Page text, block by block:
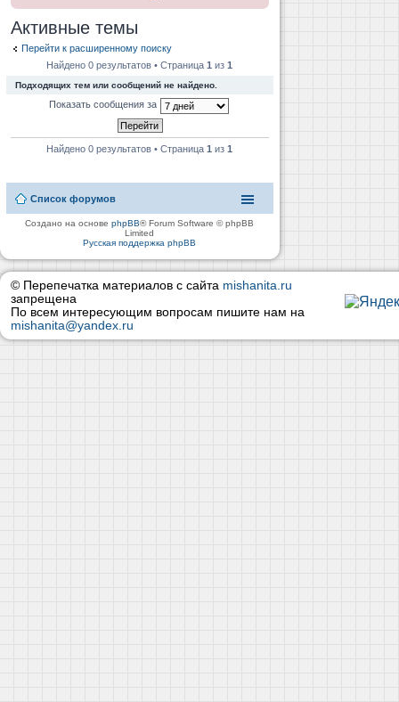
Активные темы
Перейти к расширенному поиску
Найдено 0 результатов • Страница1 из1
Подходящих тем или сообщений не найдено.
Показать сообщения за
Найдено 0 результатов • Страница1 из1
Список форумов
Создано на основеphpBB® Forum Software © phpBB
Limited
Русская поддержка phpBB
© Перепечатка материалов с сайта mishanita.ru
запрещена
По всем интересующим вопросам пишите нам на
mishanita@yandex.ru